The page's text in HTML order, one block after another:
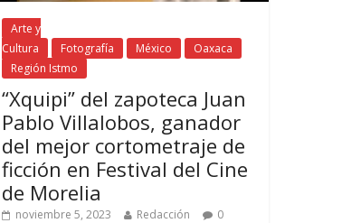
Arte y
Cultura
Fotografía México
Oaxaca
Región Istmo
“Xquipi” del zapoteca Juan
Pablo Villalobos, ganador
del mejor cortometraje de
ficción en Festival del Cine
de Morelia
noviembre 5, 2023 Redacción 0